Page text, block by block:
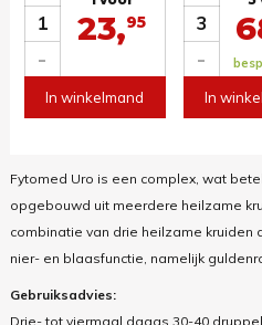
1
-
23,95
In winkelmand
3
-
In
Fytomed Uro is een complex, wat
opgebouwd uit meerdere heilzame
combinatie van drie heilzame kruiden
nier- en blaasfunctie, namelijk
Gebruiksadvies:
Drie- tot viermaal daags 30-40